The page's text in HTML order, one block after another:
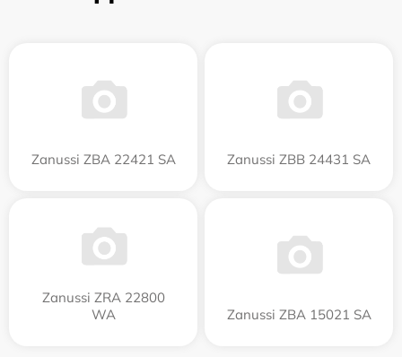
Zanussi ZBA 22421 SA Zanussi ZBB 24431 SA
Zanussi ZRA 22800
WA
Zanussi ZBA 15021 SA